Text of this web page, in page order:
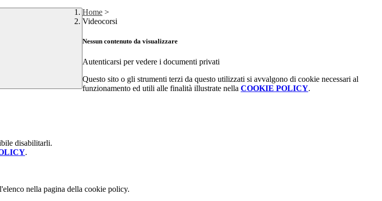
Home >
Videocorsi
Nessun contenuto da visualizzare
Autenticarsi per vedere i documenti privati
Questo sito o gli strumenti terzi da questo utilizzati si avvalgono di cookie necessari al
funzionamento ed utili alle finalità illustrate nella COOKIE POLICY.
disabilitarli.
.
nella pagina della cookie policy.